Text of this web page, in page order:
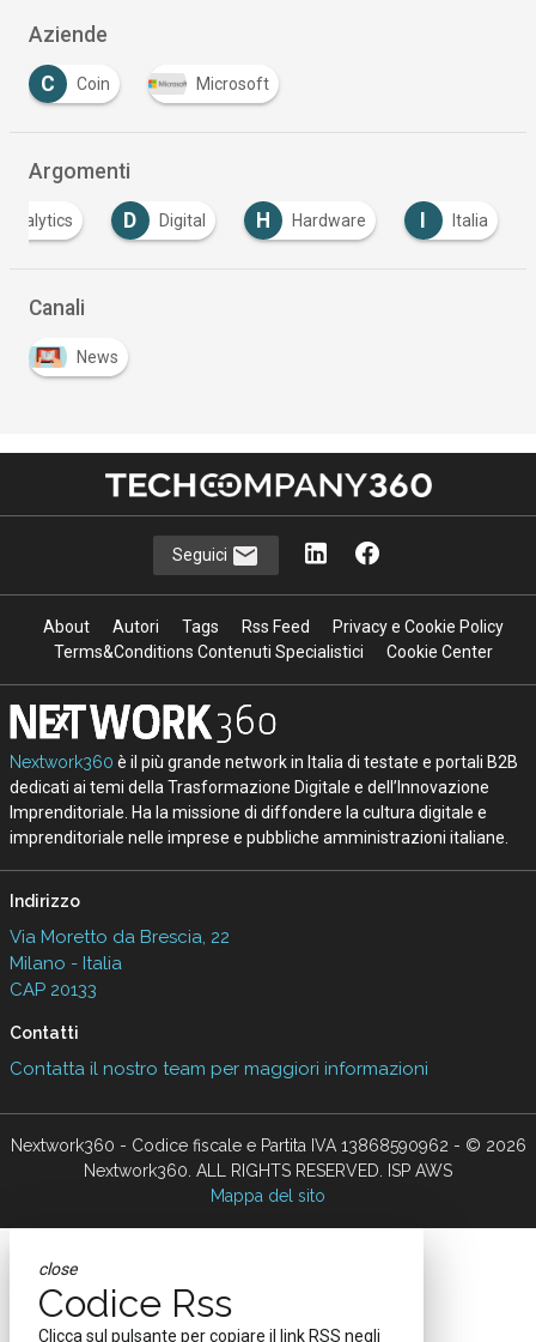
Aziende
C Coin Microsoft
Argomenti
Analytics D Digital H Hardware Italia
Canali
News
Seguici
About Autori Tags Rss Feed
Privacy e Cookie Policy
Terms&Conditions Contenuti Specialistici
Cookie Center
Nextwork360 è il più grande network in Italia di testate e portali B2B
dedicati ai temi della Trasformazione Digitale e dell’Innovazione
Imprenditoriale. Ha la missione di diffondere la cultura digitale e
imprenditoriale nelle imprese e pubbliche amministrazioni italiane.
Indirizzo
Via Moretto da Brescia, 22
Milano - Italia
CAP 20133
Contatti
Contatta il nostro team per maggiori informazioni
Nextwork360 - Codice fiscale e Partita IVA 13868590962 - © 2026
Nextwork360. ALL RIGHTS RESERVED. ISP AWS
Mappa del sito
close
Codice Rss
Clicca sul pulsante per copiare il link RSS negli